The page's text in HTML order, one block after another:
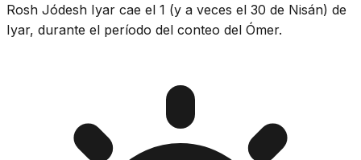
Rosh Jódesh Iyar cae el 1 (y a veces el 30 de Nisán) de
Iyar, durante el período del conteo del Ómer.